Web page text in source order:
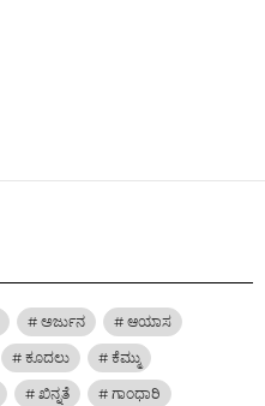
ಅರ್ಜುನ
ಆಯಾಸ
ಕೂದಲು
ಕೆಮ್ಮು
ಖಿನ್ನತೆ
ಗಾಂಧಾರಿ